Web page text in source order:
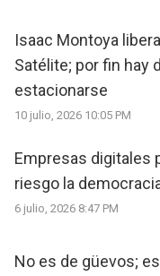
Isaac Montoya
Satélite; por fin hay
estacionarse
10 julio, 2026 10:05 PM
Empresas digitales
riesgo la
6 julio, 2026 8:47 PM
No es de güevos;